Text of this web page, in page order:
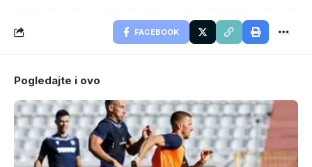
FACEBOOK
Pogledajte i ovo